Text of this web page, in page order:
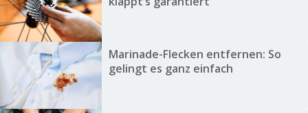
Marinade-Flecken entfernen: So
gelingt es ganz einfach